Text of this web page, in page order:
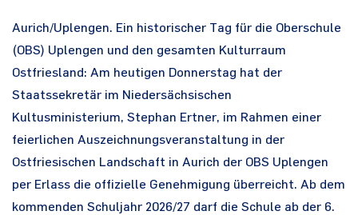
Aurich/Uplengen. Ein historischer Tag für die Oberschule
(OBS) Uplengen und den gesamten Kulturraum
Ostfriesland: Am heutigen Donnerstag hat der
Staatssekretär im Niedersächsischen
Kultusministerium, Stephan Ertner, im Rahmen einer
feierlichen Auszeichnungsveranstaltung in der
Ostfriesischen Landschaft in Aurich der OBS Uplengen
per Erlass die offizielle Genehmigung überreicht. Ab dem
kommenden Schuljahr 2026/27 darf die Schule ab der 6.